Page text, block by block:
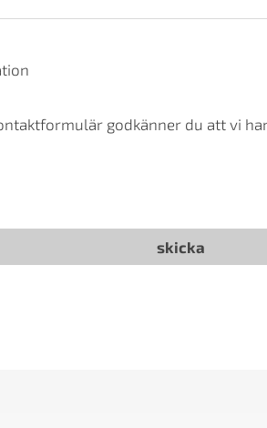
godkänner du att vi